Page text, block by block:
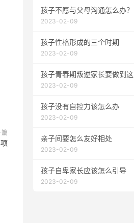
篇
孩子不愿与父母沟通怎么办？
2023-02-09
孩子性格形成的三个时期
2023-02-09
孩子青春期叛逆家长要做到
2023-02-09
孩子没有自控力该怎么办
2023-02-09
亲子间要怎么友好相处
2023-02-09
孩子自卑家长应该怎么引导
2023-02-09